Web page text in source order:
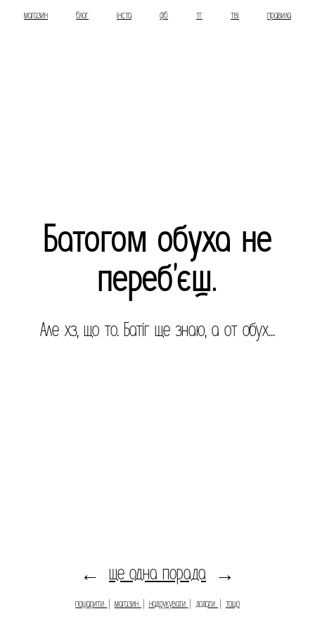
магазин блог інста фб тг тві правила
Батогом обуха не
переб’єш.
Але хз, що то. Батіг ще знаю, а от обух...
← ще одна порада →
пошарити магазин надрукувати додати тощо